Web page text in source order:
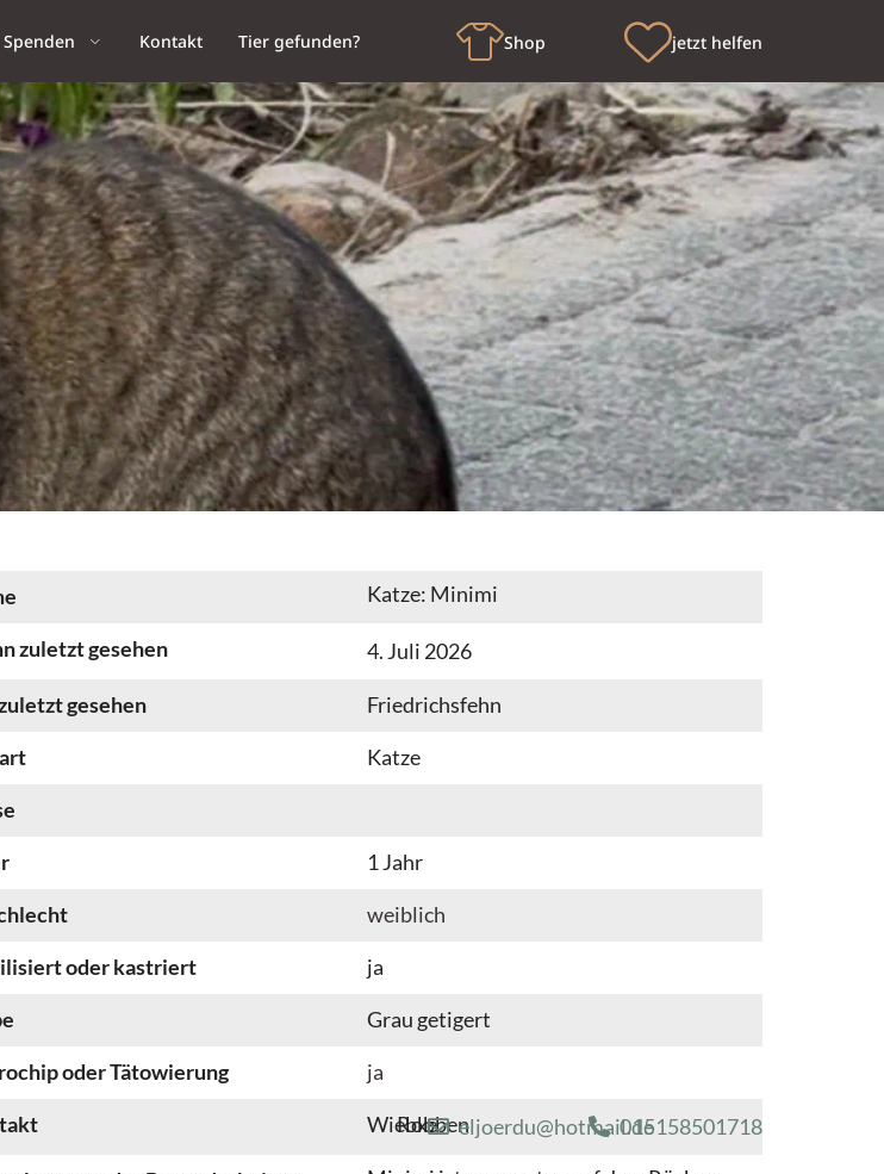
Kontakt Tier gefunden? Shop jetzt helfen
Katze: Minimi
zuletzt gesehen 4. Juli 2026
gesehen
Friedrichsfehn
Katze
1 Jahr
weiblich
oder kastriert
ja
Grau getigert
oder Tätowierung
ja
Wiebke
Robbeneljoerdu@hotmail.de015158501718